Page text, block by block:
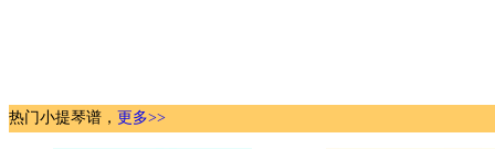
热门小提琴谱， 更多>>